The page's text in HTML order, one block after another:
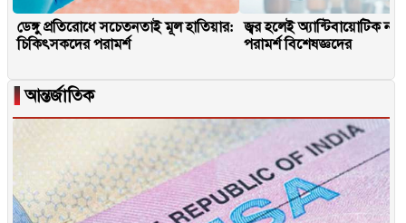
ডেঙ্গু প্রতিরোধে সচেতনতাই মূল হাতিয়ার:
চিকিৎসকদের পরামর্শ
জ্বর হলেই অ্যান্টিবায়োটিক না
পরামর্শ বিশেষজ্ঞদের
▐আন্তর্জাতিক